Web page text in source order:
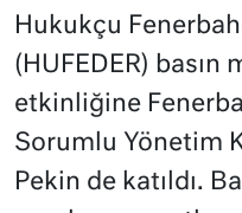
Hukukçu
(HUFEDER) basın
etkinliğine
Sorumlu Yönetim
Pekin de katıldı.